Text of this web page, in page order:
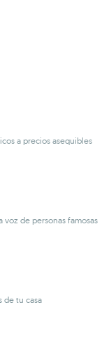
a precios asequibles
voz de personas famosas
de tu casa